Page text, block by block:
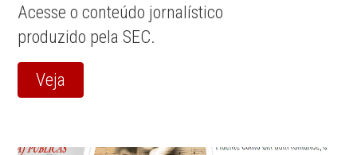
Acesse o conteúdo jornalístico
produzido pela SEC.
Veja